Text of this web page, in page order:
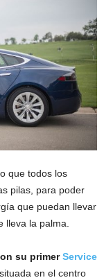
que todos los
pilas, para poder
que puedan llevar
lleva la palma.
su primerService
en el centro